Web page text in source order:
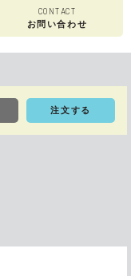
CONTACT
お問い合わせ
注文する